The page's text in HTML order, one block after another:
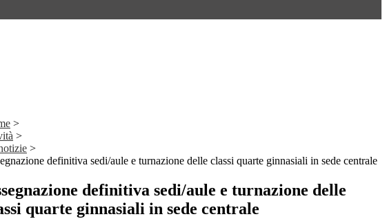
>
>
>
definitiva sedi/aule e turnazione delle classi quarte ginnasiali in sede centrale
definitiva sedi/aule e turnazione delle
quarte ginnasiali in sede centrale